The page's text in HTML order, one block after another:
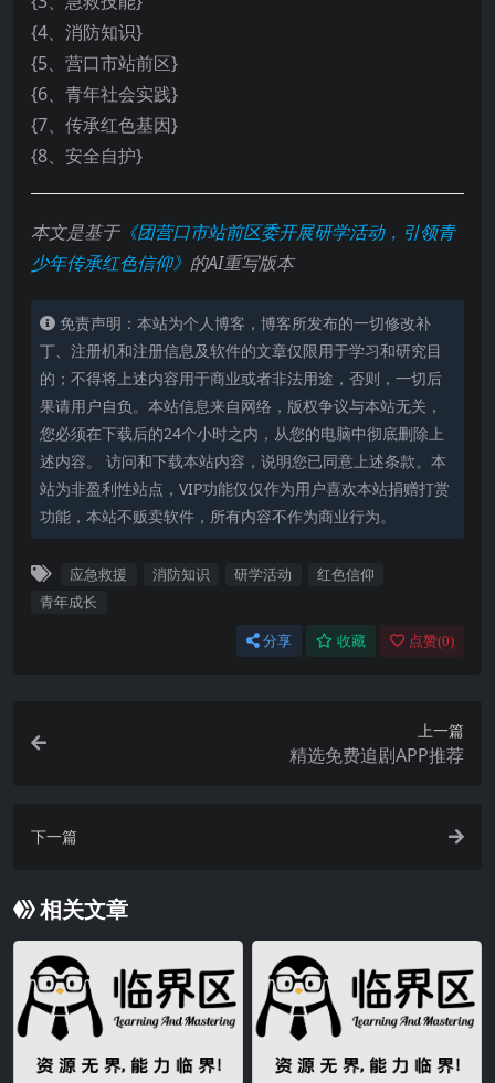
{4、消防知识}
{5、营口市站前区}
{6、青年社会实践}
{7、传承红色基因}
{8、安全自护}
本文是基于《团营口市站前区委开展研学活动，引领青
少年传承红色信仰》 的AI重写版本
免责声明：本站为个人博客，博客所发布的一切修改补
丁、注册机和注册信息及软件的文章仅限用于学习和研究目
的；不得将上述内容用于商业或者非法用途，否则，一切后
果请用户自负。本站信息来自网络，版权争议与本站无关，
您必须在下载后的24个小时之内，从您的电脑中彻底删除上
述内容。 访问和下载本站内容，说明您已同意上述条款。本
站为非盈利性站点，VIP功能仅仅作为用户喜欢本站捐赠打赏
功能，本站不贩卖软件，所有内容不作为商业行为。
应急救援 消防知识 研学活动
红色信仰
青年成长
分享 收藏 点赞(0)
上一篇
精选免费追剧APP推荐
下一篇
相关文章